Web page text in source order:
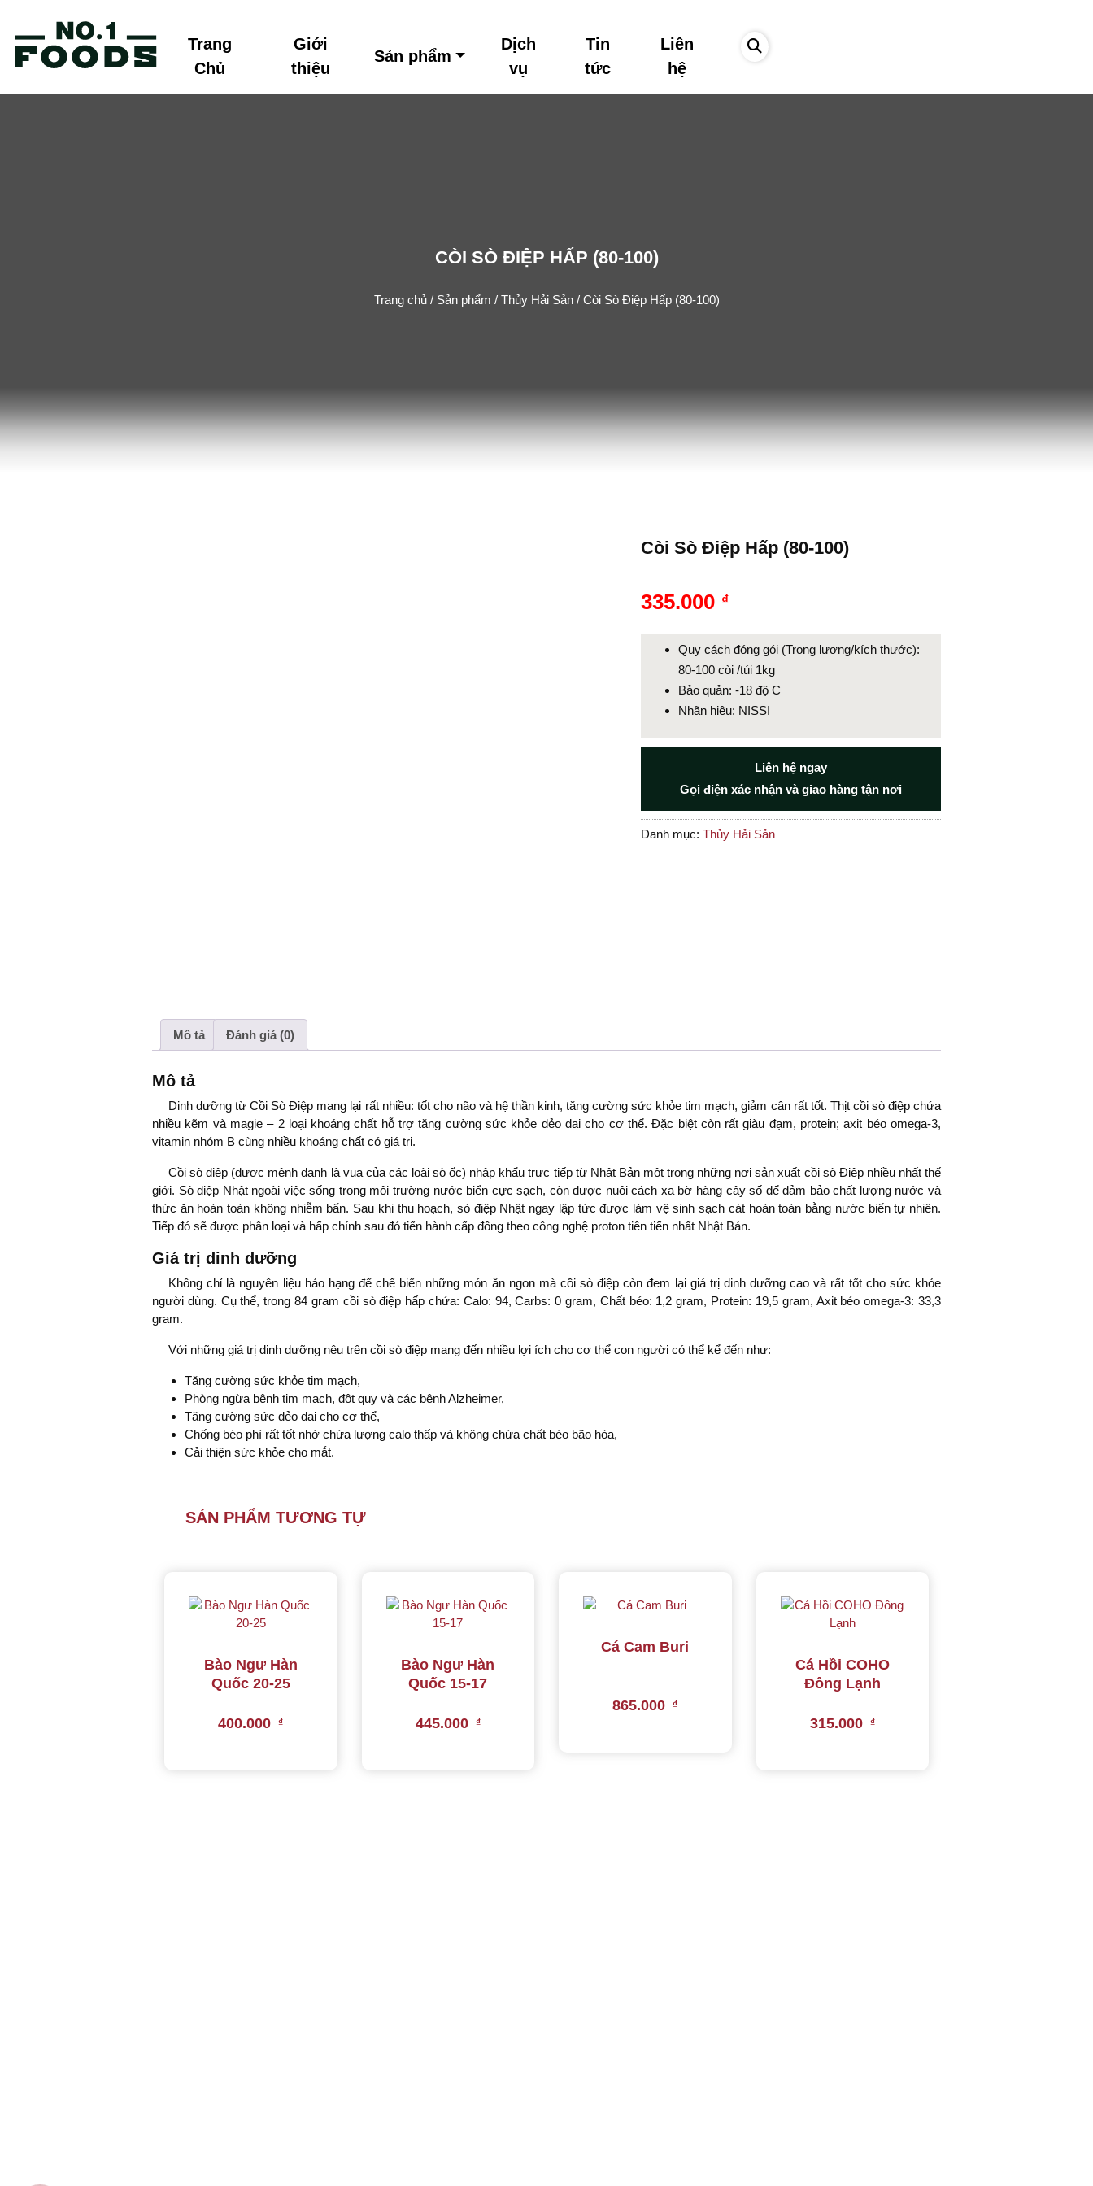
Trang
Chủ
Giới
thiệu
Sản phẩm
Dịch
vụ
Tin
tức
Liên
hệ
CÒI SÒ ĐIỆP HẤP (80-100)
Trang chủ/ Sản phẩm / Thủy Hải Sản/ Còi Sò Điệp Hấp (80-100)
Còi Sò Điệp Hấp (80-100)
335.000 ₫
Quy cách đóng gói (Trọng lượng/kích thước):
80-100 còi /túi 1kg
Bảo quản: -18 độ C
Nhãn hiệu: NISSI
Danh mục:Thủy Hải Sản
Liên hệ ngay
Gọi điện xác nhận và giao hàng tận nơi
Mô tả Đánh giá (0)
Mô tả
Dinh dưỡng từ Cồi Sò Điệp mang lại rất nhiều: tốt cho não và hệ thần kinh, tăng cường sức khỏe tim mạch, giảm cân rất tốt. Thịt cồi sò điệp chứa
nhiều kẽm và magie – 2 loại khoáng chất hỗ trợ tăng cường sức khỏe dẻo dai cho cơ thể. Đặc biệt còn rất giàu đạm, protein; axit béo omega-3,
vitamin nhóm B cùng nhiều khoáng chất có giá trị.
Cồi sò điệp (được mệnh danh là vua của các loài sò ốc) nhập khẩu trực tiếp từ Nhật Bản một trong những nơi sản xuất cồi sò Điệp nhiều nhất thế
giới. Sò điệp Nhật ngoài việc sống trong môi trường nước biển cực sạch, còn được nuôi cách xa bờ hàng cây số để đảm bảo chất lượng nước và
thức ăn hoàn toàn không nhiễm bẩn. Sau khi thu hoạch, sò điệp Nhật ngay lập tức được làm vệ sinh sạch cát hoàn toàn bằng nước biển tự nhiên.
Tiếp đó sẽ được phân loại và hấp chính sau đó tiến hành cấp đông theo công nghệ proton tiên tiến nhất Nhật Bản.
Giá trị dinh dưỡng
Không chỉ là nguyên liệu hảo hạng để chế biến những món ăn ngon mà cồi sò điệp còn đem lại giá trị dinh dưỡng cao và rất tốt cho sức khỏe
người dùng. Cụ thể, trong 84 gram cồi sò điệp hấp chứa: Calo: 94, Carbs: 0 gram, Chất béo: 1,2 gram, Protein: 19,5 gram, Axit béo omega-3: 33,3
gram.
Với những giá trị dinh dưỡng nêu trên cồi sò điệp mang đến nhiều lợi ích cho cơ thể con người có thể kể đến như:
Tăng cường sức khỏe tim mạch,
Phòng ngừa bệnh tim mạch, đột quỵ và các bệnh Alzheimer,
Tăng cường sức dẻo dai cho cơ thể,
Chống béo phì rất tốt nhờ chứa lượng calo thấp và không chứa chất béo bão hòa,
Cải thiện sức khỏe cho mắt.
SẢN PHẨM TƯƠNG TỰ
Bào Ngư Hàn
Quốc 20-25
400.000 ₫
Bào Ngư Hàn
Quốc 15-17
445.000 ₫
Cá Cam Buri
865.000 ₫
Cá Hồi COHO
Đông Lạnh
315.000 ₫